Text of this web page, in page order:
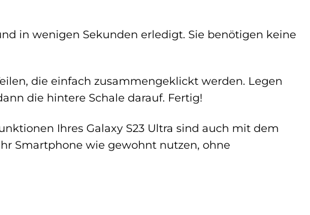
in wenigen Sekunden erledigt. Sie benötigen keine
die einfach zusammengeklickt werden. Legen
die hintere Schale darauf. Fertig!
Ihres Galaxy S23 Ultra sind auch mit dem
Smartphone wie gewohnt nutzen, ohne